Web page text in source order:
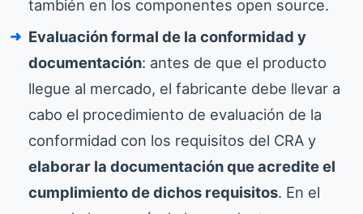
también en los componentes open source.
Evaluación formal de la conformidad y
documentación: antes de que el producto
llegue al mercado, el fabricante debe llevar a
cabo el procedimiento de evaluación de la
conformidad con los requisitos del CRA y
elaborar la documentación que acredite el
cumplimiento de dichos requisitos. En el